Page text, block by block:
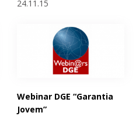
24.11.15
Webinar DGE “Garantia
Jovem”